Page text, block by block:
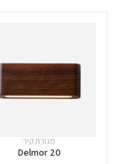
מנורת קיר
Delmor 20